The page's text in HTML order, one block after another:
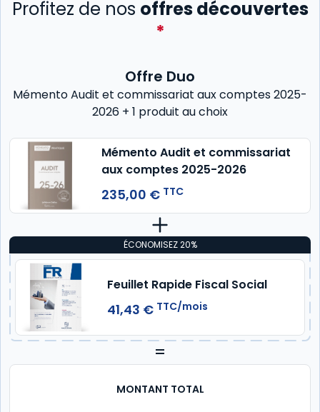
Profitez de nos offres découvertes
*
Offre Duo
Mémento Audit et commissariat aux comptes 2025-
2026 + 1 produit au choix
Mémento Audit et commissariat
aux comptes 2025-2026
235,00 € TTC
ÉCONOMISEZ 20%
Feuillet Rapide Fiscal Social
41,43 € TTC/mois
=
MONTANT TOTAL